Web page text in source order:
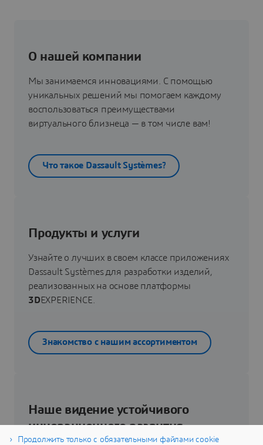
О нашей компании
Мы занимаемся инновациями. С помощью
уникальных решений мы помогаем каждому
воспользоваться преимуществами
виртуального близнеца — в том числе вам!
Что такое Dassault Systèmes?
Продукты и услуги
Узнайте о лучших в своем классе приложениях
Dassault Systèmes для разработки изделий,
реализованных на основе платформы
3DEXPERIENCE.
Знакомство с нашим ассортиментом
Наше видение устойчивого
инновационного развития
Продолжить только с обязательными файлами cookie